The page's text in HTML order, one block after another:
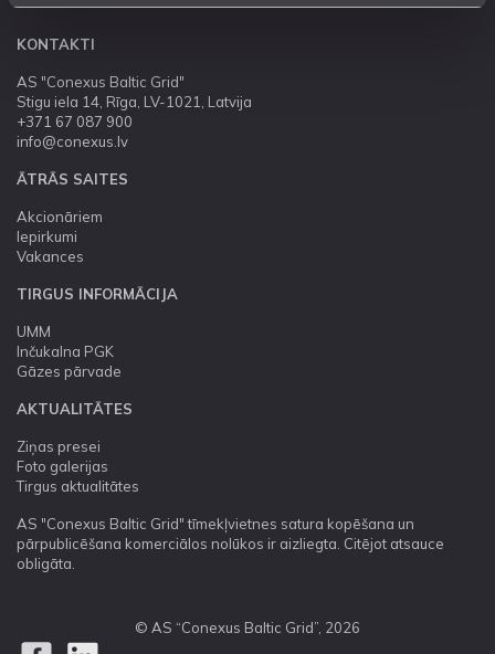
KONTAKTI
AS "Conexus Baltic Grid"
Stigu iela 14, Rīga, LV-1021, Latvija
+371 67 087 900
info@conexus.lv
ĀTRĀS SAITES
Akcionāriem
Iepirkumi
Vakances
TIRGUS INFORMĀCIJA
UMM
Inčukalna PGK
Gāzes pārvade
AKTUALITĀTES
Ziņas presei
Foto galerijas
Tirgus aktualitātes
AS "Conexus Baltic Grid" tīmekļvietnes satura kopēšana un
pārpublicēšana komerciālos nolūkos ir aizliegta. Citējot atsauce
obligāta.
© AS “Conexus Baltic Grid”, 2026